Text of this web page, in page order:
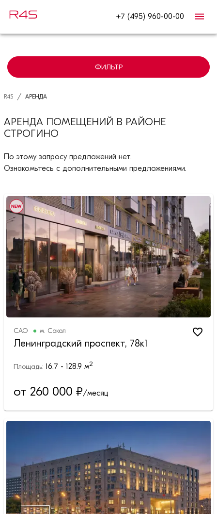
+7 (495) 960-00-00
ФИЛЬТР
R4S / АРЕНДА
АРЕНДА ПОМЕЩЕНИЙ В РАЙОНЕ
СТРОГИНО
По этому запросу предложений нет.
Ознакомьтесь с дополнительными предложениями.
САО м. Сокол
Ленинградский проспект, 78к1
Площадь: 16.7 - 128.9 м2
от 260 000 ₽/месяц